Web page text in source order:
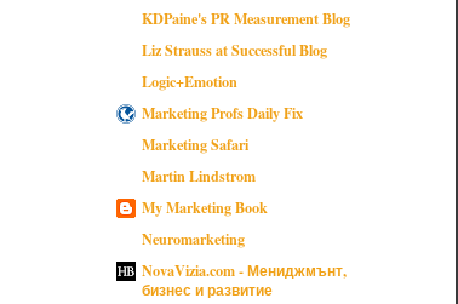
KDPaine's PR Measurement Blog
Liz Strauss at Successful Blog
Logic+Emotion
Marketing Profs Daily Fix
Marketing Safari
Martin Lindstrom
My Marketing Book
Neuromarketing
NovaVizia.com - Мениджмънт,
бизнес и развитие